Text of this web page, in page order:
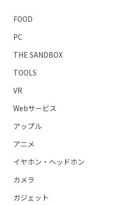
FOOD
PC
THE SANDBOX
TOOLS
VR
Webサービス
アップル
アニメ
イヤホン・ヘッドホン
カメラ
ガジェット